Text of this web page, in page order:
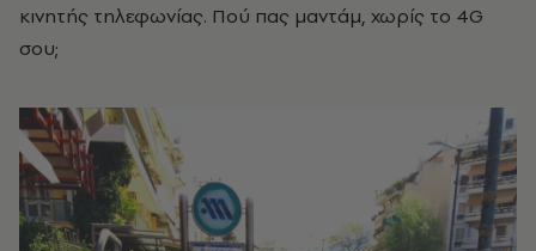
κινητής τηλεφωνίας. Πού πας μαντάμ, χωρίς το 4G
σου;